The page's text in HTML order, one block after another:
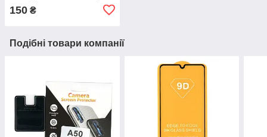
150 ₴
Подібні товари компанії